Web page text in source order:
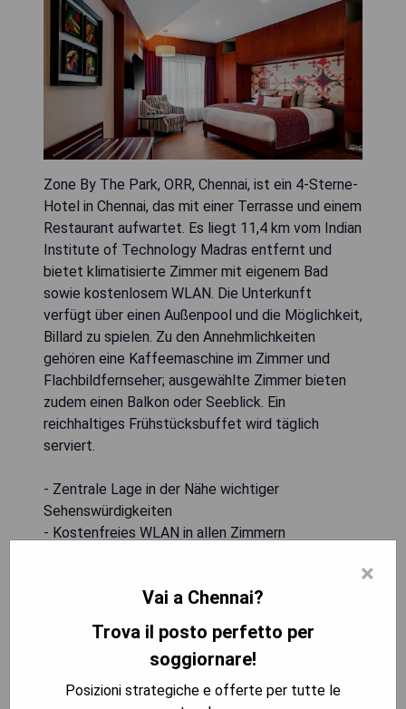
Zone By The Park, ORR, Chennai, ist ein 4-Sterne-
Hotel in Chennai, das mit einer Terrasse und einem
Restaurant aufwartet. Es liegt 11,4 km vom Indian
Institute of Technology Madras entfernt und
bietet klimatisierte Zimmer mit eigenem Bad
sowie kostenlosem WLAN. Die Unterkunft
verfügt über einen Außenpool und die Möglichkeit,
Billard zu spielen. Zu den Annehmlichkeiten
gehören eine Kaffeemaschine im Zimmer und
Flachbildfernseher; ausgewählte Zimmer bieten
zudem einen Balkon oder Seeblick. Ein
reichhaltiges Frühstücksbuffet wird täglich
serviert.
- Zentrale Lage in der Nähe wichtiger
Sehenswürdigkeiten
- Kostenfreies WLAN in allen Zimmern
Unterstützung
MOSTRA I PREZZI
×
Vai a Chennai?
Trova il posto perfetto per
soggiornare!
Posizioni strategiche e offerte per tutte le